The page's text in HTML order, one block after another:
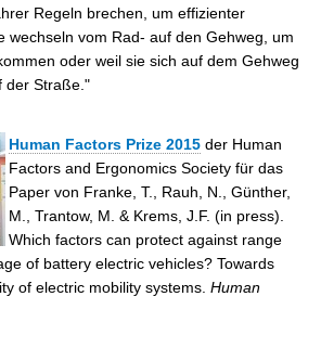
Regeln brechen, um effizienter
wechseln vom Rad- auf den Gehweg, um
oder weil sie sich auf dem Gehweg
der Straße."
Human Factors Prize 2015 der Human
Factors and Ergonomics Society für das
Paper von Franke, T., Rauh, N., Günther,
M., Trantow, M. & Krems, J.F. (in press).
Which factors can protect against range
of battery electric vehicles? Towards
of electric mobility systems. Human